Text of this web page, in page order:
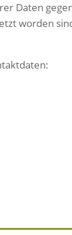
Daten
worden